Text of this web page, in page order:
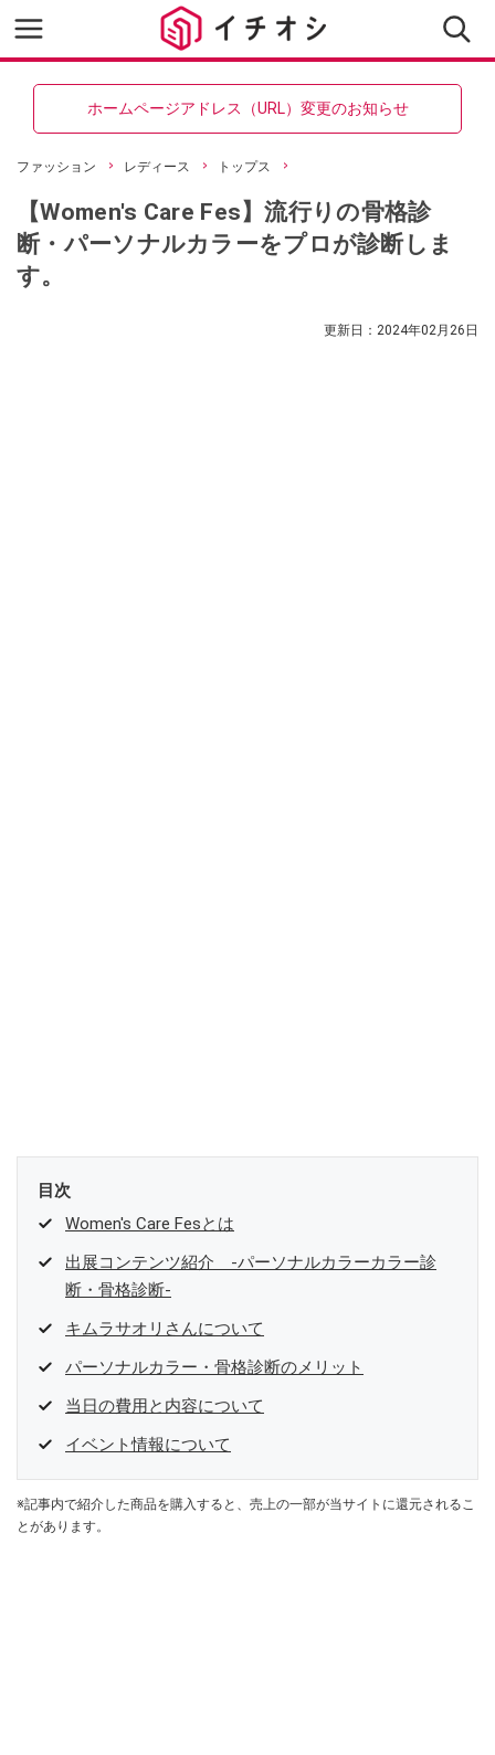
ホームページアドレス（URL）変更のお知らせ
ファッション レディース トップス
【Women's Care Fes】流行りの骨格診
断・パーソナルカラーをプロが診断しま
す。
更新日： 2024年02月26日
目次
Women's Care Fesとは
出展コンテンツ紹介 ‐パーソナルカラーカラー診
断・骨格診断‐
キムラサオリさんについて
パーソナルカラー・骨格診断のメリット
当日の費用と内容について
イベント情報について
※記事内で紹介した商品を購入すると、売上の一部が当サイトに還元されるこ
とがあります。